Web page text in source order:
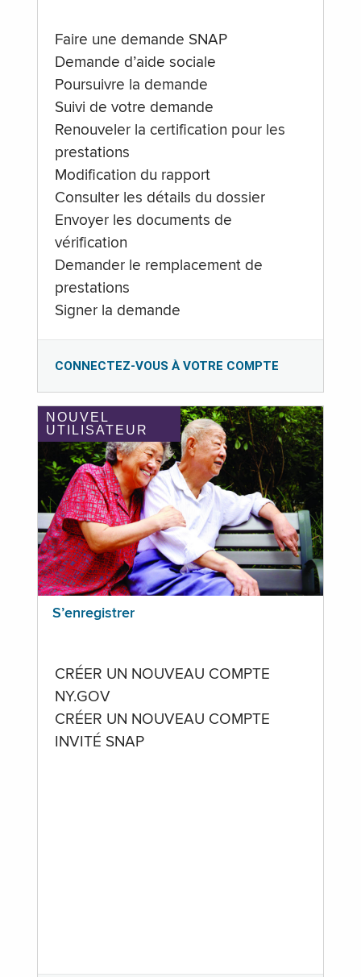
Faire une demande SNAP
Demande d’aide sociale
Poursuivre la demande
Suivi de votre demande
Renouveler la certification pour les
prestations
Modification du rapport
Consulter les détails du dossier
Envoyer les documents de
vérification
Demander le remplacement de
prestations
Signer la demande
CONNECTEZ-VOUS À VOTRE COMPTE
NOUVEL
UTILISATEUR
S’enregistrer
CRÉER UN NOUVEAU COMPTE
NY.GOV
CRÉER UN NOUVEAU COMPTE
INVITÉ SNAP